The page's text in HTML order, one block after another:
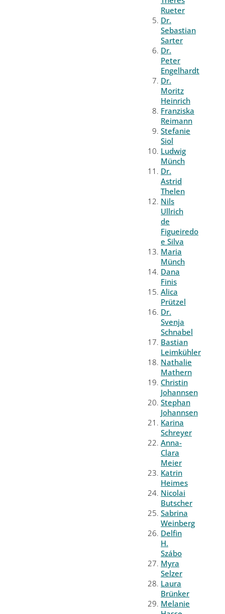
Rueter
Dr.
Sebastian
Sarter
Dr.
Peter
Engelhardt
Dr.
Moritz
Heinrich
Franziska
Reimann
Stefanie
Siol
Ludwig
Münch
Dr.
Astrid
Thelen
Nils
Ullrich
de
Figueiredo
e Silva
Maria
Münch
Dana
Finis
Alica
Prützel
Dr.
Svenja
Schnabel
Bastian
Leimkühler
Nathalie
Mathern
Christin
Johannsen
Stephan
Johannsen
Karina
Schreyer
Anna-
Clara
Meier
Katrin
Heimes
Nicolai
Butscher
Sabrina
Weinberg
Delfin
H.
Szábo
Myra
Selzer
Laura
Brünker
Melanie